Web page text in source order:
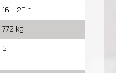
16 - 20 t
772 kg
6